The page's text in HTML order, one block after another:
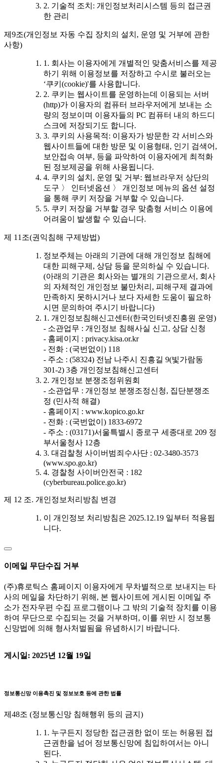
2. 기술적 조치: 개인정보처리시스템 등의 접근권
한 관리
제9조(개인정보 자동 수집 장치의 설치, 운영 및 거부에 관한
사항)
1. 회사는 이용자에게 개별적인 맞춤서비스를 제공
하기 위해 이용정보를 저장하고 수시로 불러오는
‘쿠키(cookie)'를 사용합니다.
2. 쿠키는 웹사이트를 운영하는데 이용되는 서버
(http)가 이용자의 컴퓨터 브라우저에게 보내는 소
량의 정보이며 이용자들의 PC 컴퓨터 내의 하드디
스크에 저장되기도 합니다.
3. 쿠키의 사용목적: 이용자가 방문한 각 서비스와
웹사이트들에 대한 방문 및 이용형태, 인기 검색어,
보안접속 여부, 등을 파악하여 이용자에게 최적화
된 정보제공을 위해 사용됩니다.
4. 쿠키의 설치, 운영 및 거부: 웹브라우저 상단의
도구 〉 인터넷옵션 〉 개인정보 메뉴의 옵션 설정
을 통해 쿠키 저장을 거부할 수 있습니다.
5. 쿠키 저장을 거부할 경우 맞춤형 서비스 이용에
어려움이 발생할 수 있습니다.
제 11조(권익침해 구제방법)
정보주체는 아래의 기관에 대해 개인정보 침해에
대한 피해구제, 상담 등을 문의하실 수 있습니다.
(아래의 기관은 회사와는 별개의 기관으로서, 회사
의 자체적인 개인정보 불만처리, 피해구제 결과에
만족하지 못하시거나 보다 자세한 도움이 필요하
시면 문의하여 주시기 바랍니다)
1. 개인정보침해신고센터(한국인터넷진흥원 운영)
- 소관업무 : 개인정보 침해사실 신고, 상담 신청
- 홈페이지 : privacy.kisa.or.kr
- 전화 : (국번없이) 118
- 주소 : (58324) 전남 나주시 진흥길 9(빛가람동
301-2) 3층 개인정보침해신고센터
2. 개인정보 분쟁조정위원회
- 소관업무 : 개인정보 분쟁조정신청, 집단분쟁조
정 (민사적 해결)
- 홈페이지 : www.kopico.go.kr
- 전화 : (국번없이) 1833-6972
- 주소 : (03171)서울특별시 종로구 세종대로 209 정
부서울청사 12층
3. 대검찰청 사이버범죄수사단 : 02-3480-3573
(www.spo.go.kr)
4. 경찰청 사이버안전국 : 182
(cyberbureau.police.go.kr)
제 12 조. 개인정보처리방침 변경
이 개인정보 처리방침은 2025.12.19 일부터 적용됩
니다.
이메일 무단수집 거부
(주)휴로틱스 홈페이지 이용자에게 무차별적으로 보내지는 타
사의 메일을 차단하기 위해, 본 웹사이트에 게시된 이메일 주
소가 전자우편 수집 프로그램이나 그 밖의 기술적 장치를 이용
하여 무단으로 수집되는 것을 거부하며, 이를 위반 시 정보통
신망법에 의해 형사처벌됨을 유념하시기 바랍니다.
게시일: 2025년 12월 19일
정보통신망 이용촉진 및 정보보호 등에 관한 법률
제48조 (정보통신망 침해행위 등의 금지)
1. 누구든지 정당한 접근권한 없이 또는 허용된 접
근권한을 넘어 정보통신망에 침입하여서는 아니
된다.